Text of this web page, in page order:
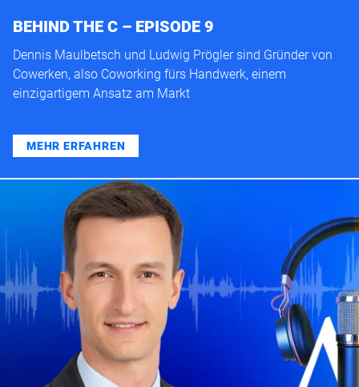
BEHIND THE C – EPISODE 9
Dennis Maulbetsch und Ludwig Prögler sind Gründer von
Cowerken, also Coworking fürs Handwerk, einem
einzigartigem Ansatz am Markt
MEHR ERFAHREN